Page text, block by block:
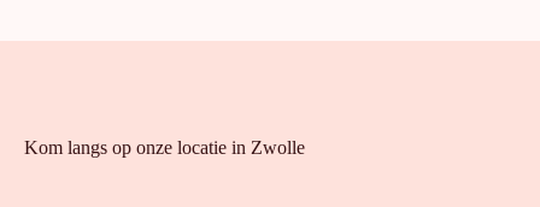
Kom langs op onze locatie in Zwolle